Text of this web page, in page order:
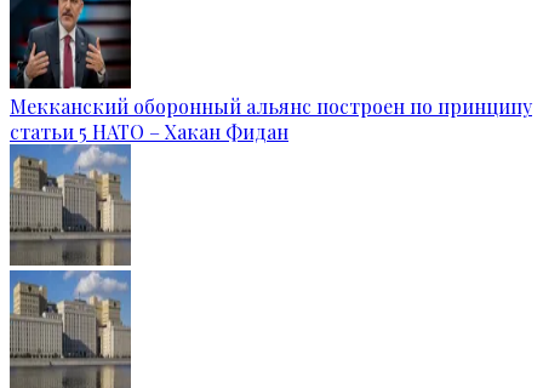
Мекканский оборонный альянс построен по принципу
статьи 5 НАТО – Хакан Фидан